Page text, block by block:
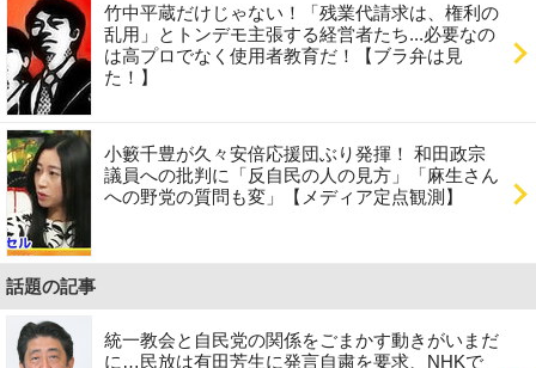
竹中平蔵だけじゃない！「残業代請求は、権利の
乱用」とトンデモ主張する経営者たち...必要なの
は高プロでなく使用者教育だ！【ブラ弁は見
た！】
小籔千豊が久々安倍応援団ぶり発揮！ 和田政宗
議員への批判に「反自民の人の見方」「麻生さん
への野党の質問も変」【メディア定点観測】
話題の記事
統一教会と自民党の関係をごまかす動きがいまだ
に…民放は有田芳生に発言自粛を要求、NHKで